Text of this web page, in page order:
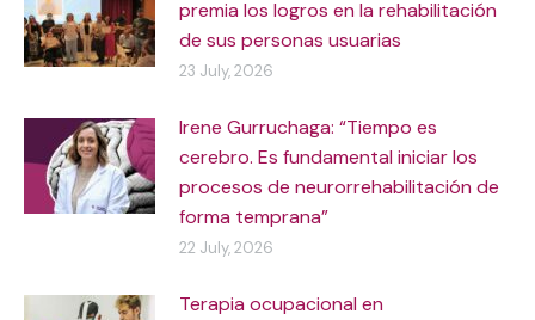
premia los logros en la rehabilitación
de sus personas usuarias
23 July, 2026
Irene Gurruchaga: “Tiempo es
cerebro. Es fundamental iniciar los
procesos de neurorrehabilitación de
forma temprana”
22 July, 2026
Terapia ocupacional en